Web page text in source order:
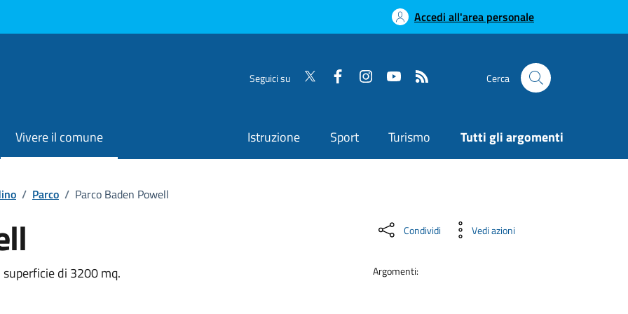
Accedi all'area personale
Seguici su Cerca
Vivere il comune Istruzione Sport Turismo Tutti gli argomenti
/ Parco / Parco Baden Powell
di 3200 mq.
Condividi Vedi azioni
Argomenti: